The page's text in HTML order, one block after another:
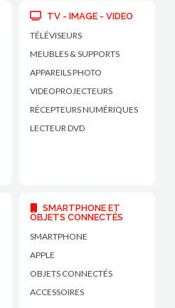
TV - IMAGE - VIDEO
TÉLÉVISEURS
MEUBLES & SUPPORTS
APPAREILS PHOTO
VIDEOPROJECTEURS
RÉCEPTEURS NUMÉRIQUES
LECTEUR DVD
SMARTPHONE ET
OBJETS CONNECTÉS
SMARTPHONE
APPLE
OBJETS CONNECTÉS
ACCESSOIRES